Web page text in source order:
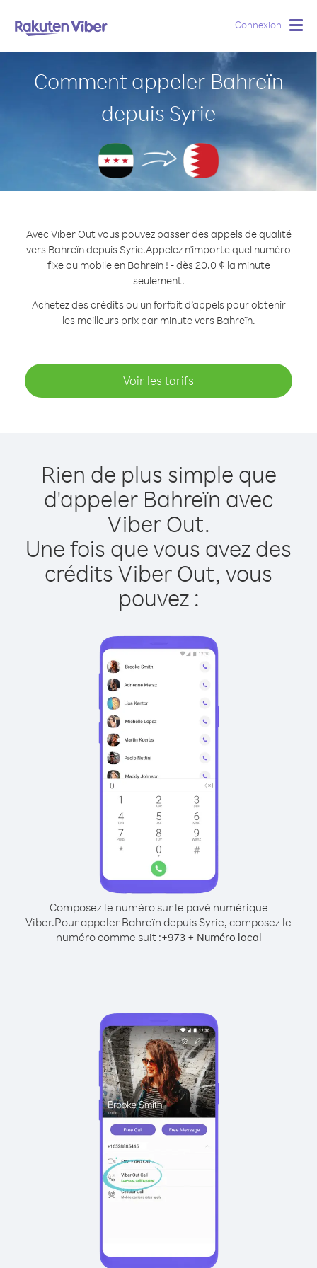
Connexion
Comment appeler Bahreïn
depuis Syrie
Avec Viber Out vous pouvez passer des appels de qualité
vers Bahreïn depuis Syrie.Appelez n'importe quel numéro
fixe ou mobile en Bahreïn ! - dès 20.0 ¢ la minute
seulement.
Achetez des crédits ou un forfait d’appels pour obtenir
les meilleurs prix par minute vers Bahreïn.
Voir les tarifs
Rien de plus simple que
d'appeler Bahreïn avec
Viber Out.
Une fois que vous avez des
crédits Viber Out, vous
pouvez :
Composez le numéro sur le pavé numérique
Viber.Pour appeler Bahreïn depuis Syrie, composez le
numéro comme suit :+973+ Numéro local